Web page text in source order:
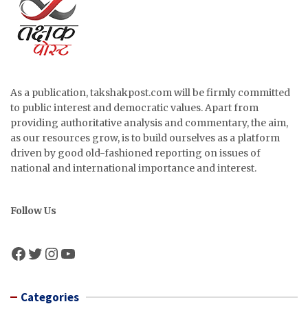
As a publication, takshakpost.com will be firmly committed
to public interest and democratic values. Apart from
providing authoritative analysis and commentary, the aim,
as our resources grow, is to build ourselves as a platform
driven by good old-fashioned reporting on issues of
national and international importance and interest.
Follow Us
Facebook
Twitter
Instagram
YouTube
Categories